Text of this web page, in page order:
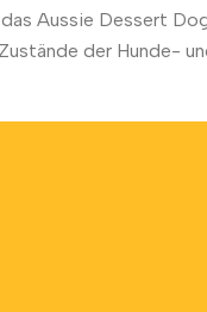
Aussie Dessert
der Hunde-